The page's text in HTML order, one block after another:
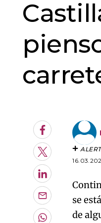
Facebook
Twitter
LinkedIn
Enviar
por
Email
se
de